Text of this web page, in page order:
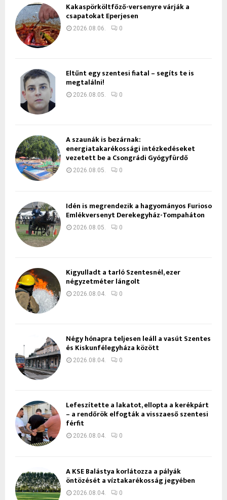
Kakaspörköltfőző-versenyre várják a
csapatokat Eperjesen
2026.08.06. 0
Eltűnt egy szentesi fiatal – segíts te is
megtalálni!
2026.08.05. 0
A szaunák is bezárnak:
energiatakarékossági intézkedéseket
vezetett be a Csongrádi Gyógyfürdő
2026.08.05. 0
Idén is megrendezik a hagyományos Furioso
Emlékversenyt Derekegyház-Tompaháton
2026.08.05. 0
Kigyulladt a tarló Szentesnél, ezer
négyzetméter lángolt
2026.08.04. 0
Négy hónapra teljesen leáll a vasút Szentes
és Kiskunfélegyháza között
2026.08.04. 0
Lefeszítette a lakatot, ellopta a kerékpárt
– a rendőrök elfogták a visszaeső szentesi
férfit
2026.08.04. 0
A KSE Balástya korlátozza a pályák
öntözését a víztakarékosság jegyében
2026.08.04. 0